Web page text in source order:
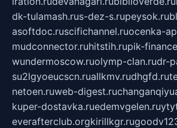
dk-tulamash.rus-dez-s.rupeysok.ru
asoftdoc.ruscifichannel.ruocenka-
mudconnector.ruhitstih.rupik-
wundermoscow.ruolymp-clan.rudr-
su2lgyoeucscn.ruallkmv.rudhgfd.ru
netoen.ruweb-digest.ru
kuper-dostavka.ruedemvgelen.ru
everafterclub.orgkirillkgr.ru